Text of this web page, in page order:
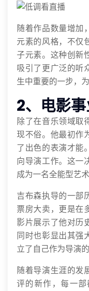
随着作品数量增加
元素的风格，不仅
子元素。这种创新
吸引了更广泛的听
生中重要的一步，
2、电影
除了在音乐领域取
现不俗。他最初作
了出色的表演才能
向导演工作。这一
成为一名全能型艺术
吉布森执导的一部
票房大卖，更是在
影片展示了他对历
同时也彰显出其强
立了自己作为导演的
随着导演生涯的发
评的新作，每一